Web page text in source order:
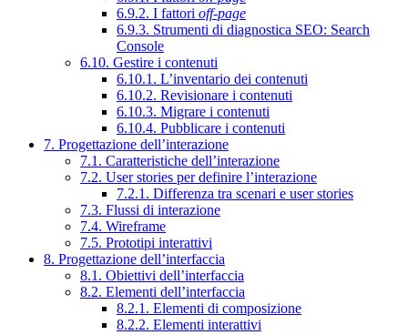
6.9.2. I fattori off-page
6.9.3. Strumenti di diagnostica SEO: Search
Console
6.10. Gestire i contenuti
6.10.1. L’inventario dei contenuti
6.10.2. Revisionare i contenuti
6.10.3. Migrare i contenuti
6.10.4. Pubblicare i contenuti
7. Progettazione dell’interazione
7.1. Caratteristiche dell’interazione
7.2. User stories per definire l’interazione
7.2.1. Differenza tra scenari e user stories
7.3. Flussi di interazione
7.4. Wireframe
7.5. Prototipi interattivi
8. Progettazione dell’interfaccia
8.1. Obiettivi dell’interfaccia
8.2. Elementi dell’interfaccia
8.2.1. Elementi di composizione
8.2.2. Elementi interattivi